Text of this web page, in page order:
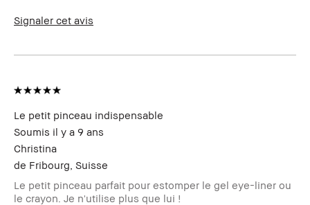
produits
Signaler cet avis
Le petit pinceau indispensable
Soumis il y a 9 ans
Christina
de Fribourg, Suisse
Le petit pinceau parfait pour estomper le gel eye-liner ou
le crayon. Je n'utilise plus que lui !